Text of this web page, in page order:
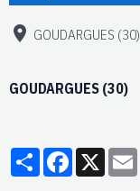
GOUDARGUES (30)
GOUDARGUES (30)
PartagerFacebook
X